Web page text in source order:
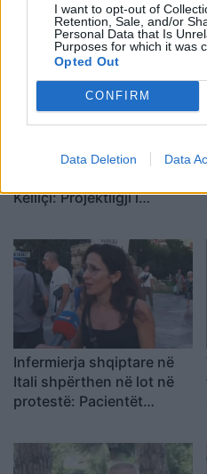
I want to opt-out of
Retention, Sale, and/or
Personal Data that Is
Purposes for which it was
Opted Out
CONFIRM
Data Deletion Data
mijë lekë drejtuesi
“Po ngrihet një ministri
Këlliçi: Projektligji i
monopolit, SPAK të
ndërhyjë
Infermierja shqiptare në
Itali shpërthen në lot në
protestë: Pacientët
kurim jashtë vendit